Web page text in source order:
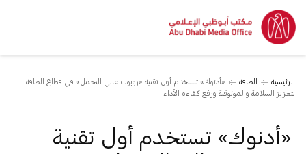
الرئيسية الطاقة
«أدنوك» تستخدم أول تقنية «روبوت عالي التحمل» في قطاع الطاقة
لتعزيز السلامة والموثوقية ورفع كفاءة الأداء
«أدنوك» تستخدم أول تقنية